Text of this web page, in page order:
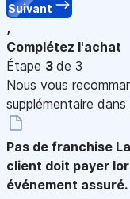
Suivant
,
Complétez l'achat
Étape 3 de 3
Nous vous
supplémentaire dans
Pas de franchise
client doit payer
événement assuré.